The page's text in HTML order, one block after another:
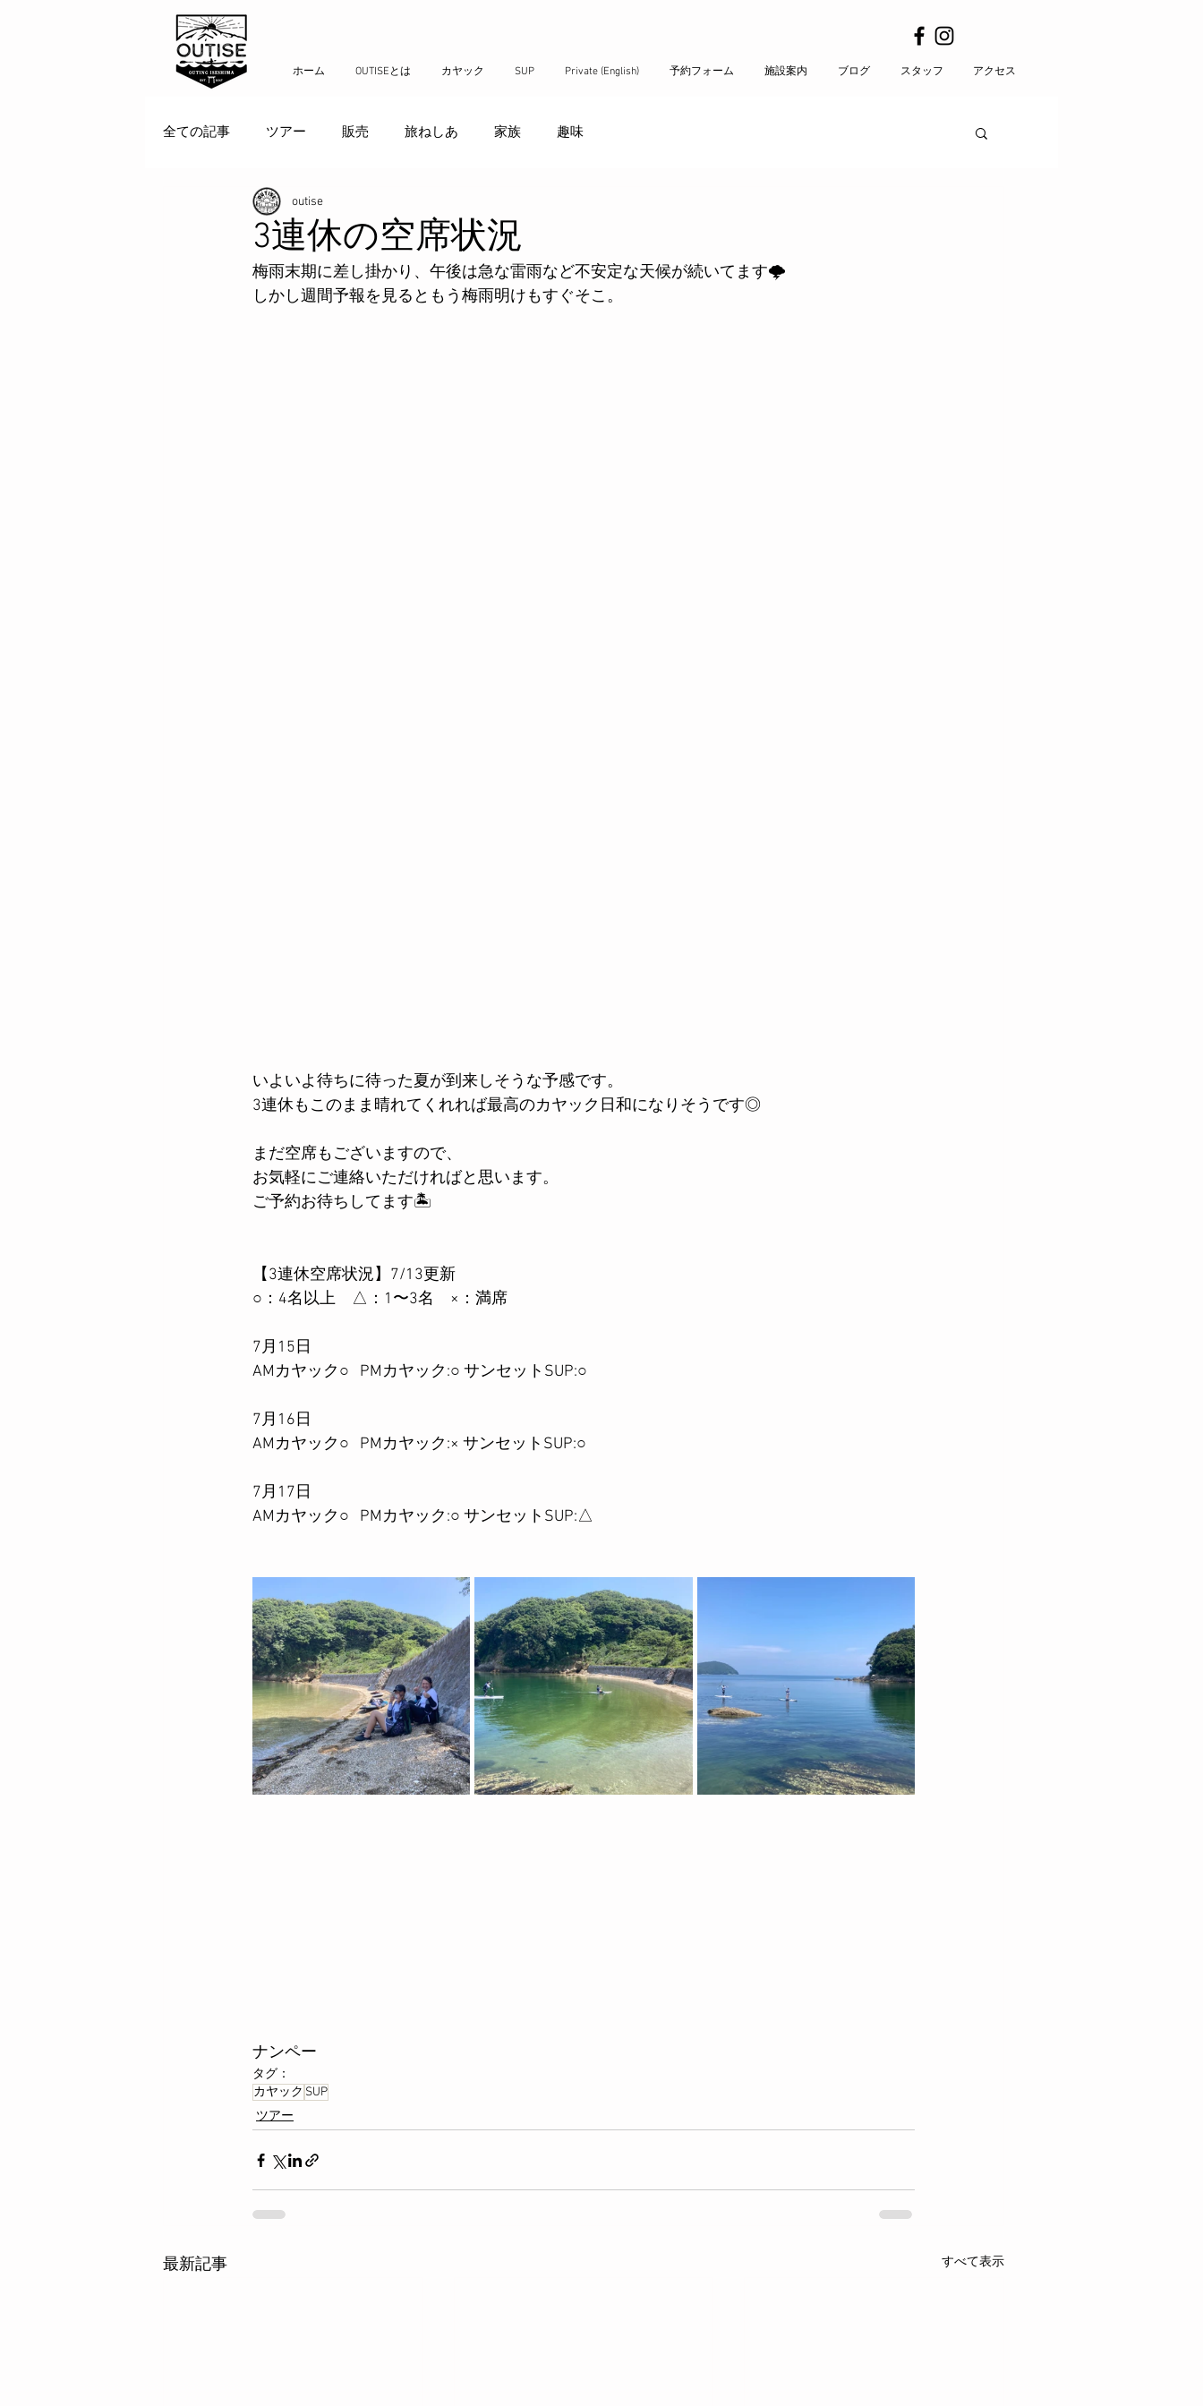
ホーム OUTISEとは カヤック SUP Private (English) 予約フォーム 施設案内 ブログ スタッフ アクセス
全ての記事 ツアー 販売 旅ねしあ 家族 趣味
3連休の空席状況
outise
梅雨末期に差し掛かり、午後は急な雷雨など不安定な天候が続いてます🌩️
しかし週間予報を見るともう梅雨明けもすぐそこ。
いよいよ待ちに待った夏が到来しそうな予感です。
3連休もこのまま晴れてくれれば最高のカヤック日和になりそうです◎
まだ空席もございますので、
お気軽にご連絡いただければと思います。
ご予約お待ちしてます🏝️
【3連休空席状況】7/13更新
○：4名以上　△：1〜3名　×：満席
7月15日
AMカヤック○   PMカヤック:○ サンセットSUP:○
7月16日
AMカヤック○   PMカヤック:× サンセットSUP:○
7月17日
AMカヤック○   PMカヤック:○ サンセットSUP:△
ナンペー
タグ：
カヤック SUP
ツアー
最新記事 すべて表示